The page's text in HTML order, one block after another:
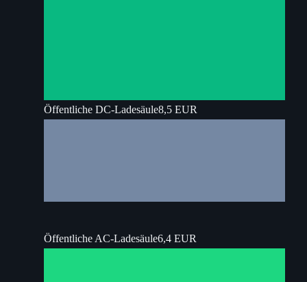
Öffentliche DC-Ladesäule8,5 EUR
Öffentliche AC-Ladesäule6,4 EUR